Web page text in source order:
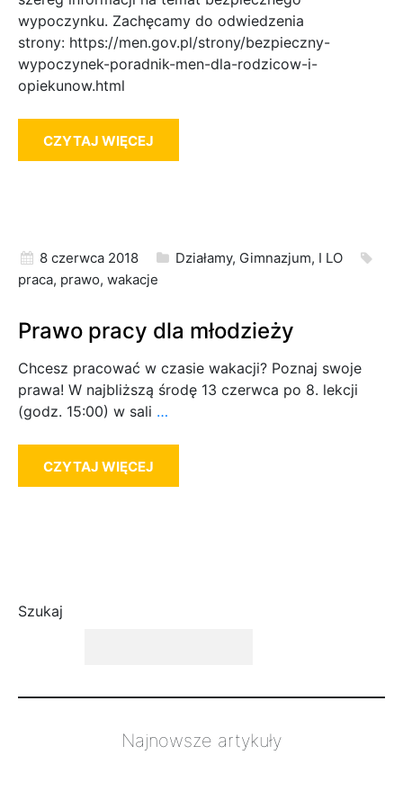
wypoczynku. Zachęcamy do odwiedzenia
strony: https://men.gov.pl/strony/bezpieczny-
wypoczynek-poradnik-men-dla-rodzicow-i-
opiekunow.html
CZYTAJ WIĘCEJ
8 czerwca 2018 Działamy, Gimnazjum, I LO
praca, prawo, wakacje
Prawo pracy dla młodzieży
Chcesz pracować w czasie wakacji? Poznaj swoje
prawa! W najbliższą środę 13 czerwca po 8. lekcji
(godz. 15:00) w sali …
CZYTAJ WIĘCEJ
Szukaj
Najnowsze artykuły